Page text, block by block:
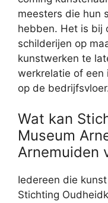
meesters die hun
hebben. Het is bij
schilderijen op
kunstwerken te
werkrelatie of een
op de
Wat kan
Museum
Arnemuiden
Iedereen die
Stichting